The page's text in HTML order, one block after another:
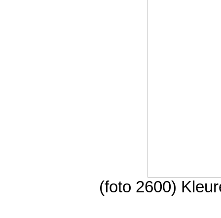
(foto 2600)